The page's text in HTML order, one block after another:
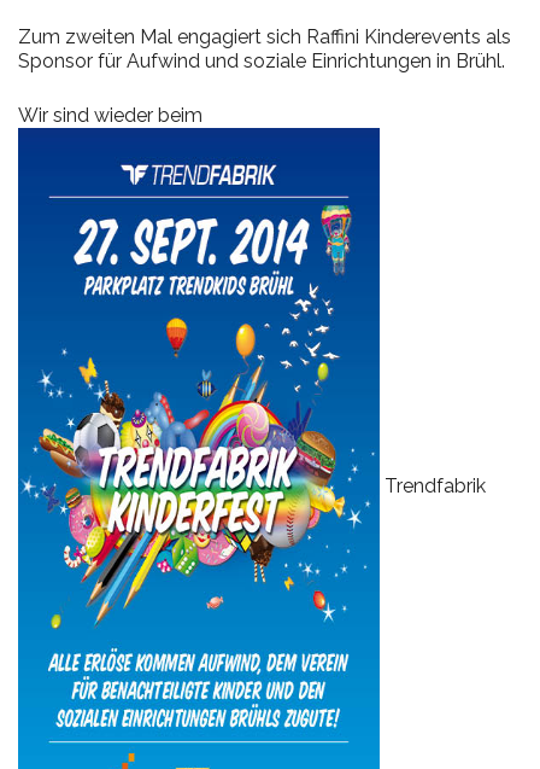
Zum zweiten Mal engagiert sich Raffini Kinderevents als
Sponsor für Aufwind und soziale Einrichtungen in Brühl.
Wir sind wieder beim
Trendfabrik